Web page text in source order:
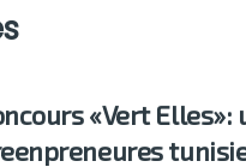
«Vert